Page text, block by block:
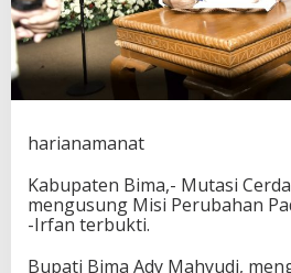
f
a
n
G
a
b
a
harianamanat
Kabupaten Bima,- Mutasi
mengusung Misi Perubahan
-Irfan terbukti.
Bupati Bima Ady Mahyudi,